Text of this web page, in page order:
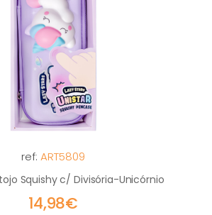
ref: ART5809
Squishy c/ Divisória-Unicórnio
14,98€